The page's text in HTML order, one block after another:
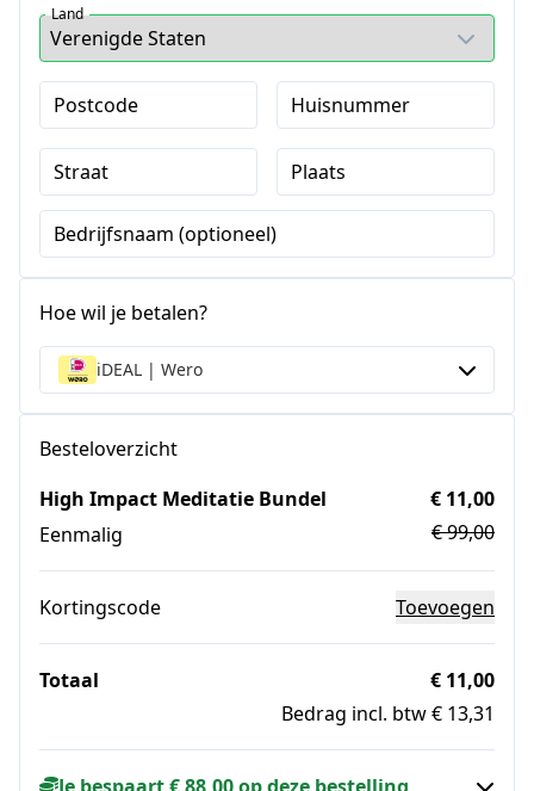
Land
Postcode Huisnummer
Straat Plaats
Bedrijfsnaam (optioneel)
Hoe wil je betalen?
iDEAL | Wero
Besteloverzicht
High Impact Meditatie Bundel
Eenmalig
€ 11,00
€ 99,00
Kortingscode Toevoegen
Totaal
€ 11,00
Bedrag incl. btw € 13,31